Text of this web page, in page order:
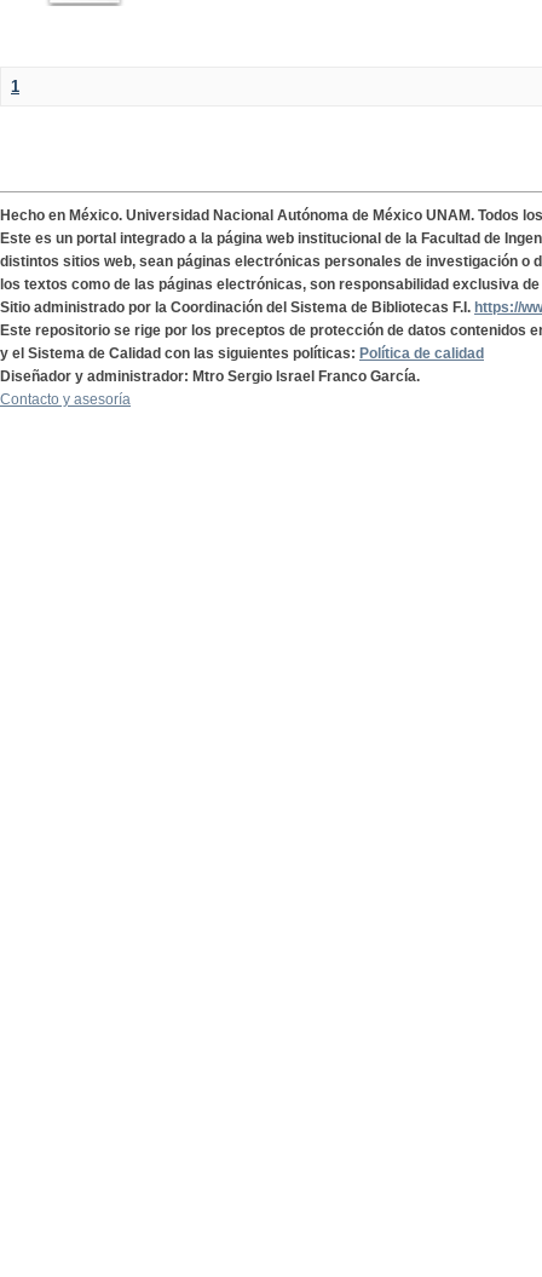
1
Hecho en México. Universidad Nacional Autónoma de México UNAM. Todos
Este es un portal integrado a la página web institucional de la Facultad de
distintos sitios web, sean páginas electrónicas personales de investigación o
los textos como de las páginas electrónicas, son responsabilidad exclusiva
Sitio administrado por la Coordinación del Sistema de Bibliotecas F.I. https://
Este repositorio se rige por los preceptos de protección de datos contenidos
y el Sistema de Calidad con las siguientes políticas: Política de calidad
Diseñador y administrador: Mtro Sergio Israel Franco García.
Contacto y asesoría